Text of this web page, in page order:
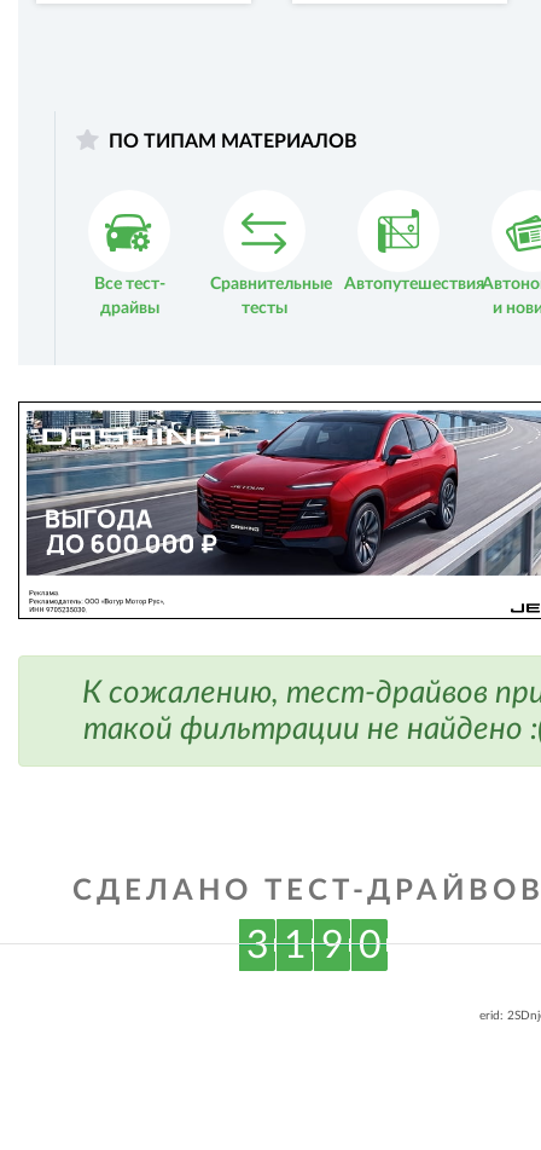
ПО ТИПАМ МАТЕРИАЛОВ
Все тест-
драйвы
Сравнительные
тесты
Автопутешествия
и
К сожалению, тест-драйвов
такой фильтрации не найдено
СДЕЛАНО ТЕСТ-
3 1 9 0
erid: